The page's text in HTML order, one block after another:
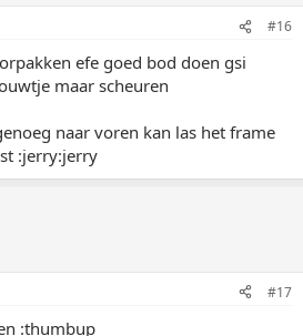
#16
efe goed bod doen gsi
maar scheuren
naar voren kan las het frame
:jerry:jerry
#17
:thumbup